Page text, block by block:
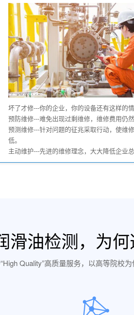
坏了才修---你的企业，你的设备还有这样的情
预防维修---难免出现过剩维修，维修费用仍
预测维修---针对问题的征兆采取行动，使维
低。
主动维护---先进的维修理念，大大降低企业总
滑油检测，为
Quality”高质量服务，以高等院校